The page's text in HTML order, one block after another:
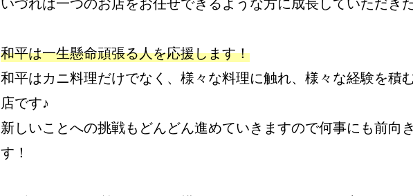
和平は一生懸命頑張る人を応援します！
和平はカニ料理だけでなく、様々な料理に触れ、様々な経験を積
店です♪
新しいことへの挑戦もどんどん進めていきますので何事にも前向
す！